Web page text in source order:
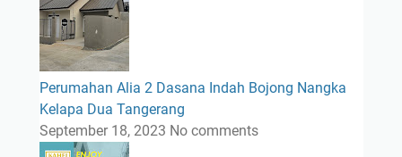
Perumahan Alia 2 Dasana Indah Bojong Nangka
Kelapa Dua Tangerang
September 18, 2023 No comments